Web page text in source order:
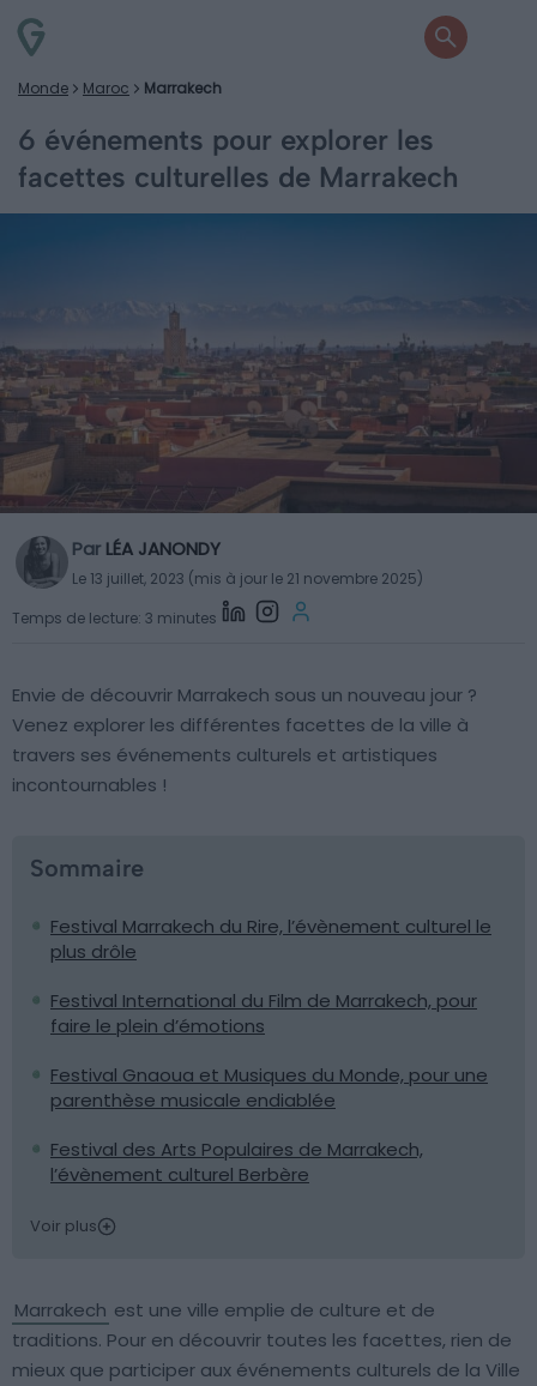
Monde Maroc Marrakech
6 événements pour explorer les
facettes culturelles de Marrakech
Par LÉA JANONDY
Le 13 juillet, 2023 (mis à jour le 21 novembre 2025)
Temps de lecture: 3 minutes
Envie de découvrir Marrakech sous un nouveau jour ?
Venez explorer les différentes facettes de la ville à
travers ses événements culturels et artistiques
incontournables !
Sommaire
Festival Marrakech du Rire, l’évènement culturel le
plus drôle
Festival International du Film de Marrakech, pour
faire le plein d’émotions
Festival Gnaoua et Musiques du Monde, pour une
parenthèse musicale endiablée
Festival des Arts Populaires de Marrakech,
l’évènement culturel Berbère
Voir plus
Marrakech est une ville emplie de culture et de
traditions. Pour en découvrir toutes les facettes, rien de
mieux que participer aux événements culturels de la Ville